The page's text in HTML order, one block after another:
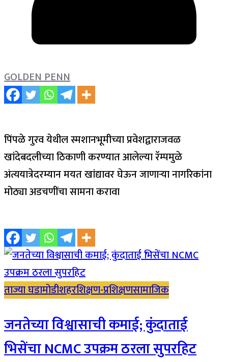
GOLDEN PENN
पिंपळे गुरव येथील स्मशानभूमीच्या प्रवेशद्वाराजवळ
खांदेबदलीच्या ठिकाणी करण्यात आलेल्या रॅम्पमुळे
अंत्ययात्रेदरम्यान मयत खांद्यावर घेऊन जाणाऱ्या नागरिकांना
मोठ्या अडचणींचा सामना करावा
ताज्या घडामोडीशहरशिक्षण-प्रशिक्षणसामाजिक
जनतेच्या विश्वासाची कमाई; कुंदाताई
भिसेंचा NCMC उपक्रम ठरला सुपरहिट